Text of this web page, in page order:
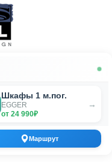
Шкафы 1 м.пог.
EGGER
от 24 990₽
→
Маршрут